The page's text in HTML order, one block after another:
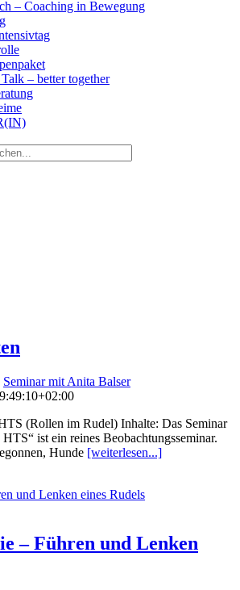
– Coaching in Bewegung
– better together
Seminar mit Anita Balser
(Rollen im Rudel) Inhalte: Das Seminar
ist ein reines Beobachtungsseminar.
Hunde [weiterlesen...]
und Lenken eines Rudels
– Führen und Lenken